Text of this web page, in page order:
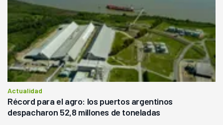
Actualidad
Récord para el agro: los puertos argentinos
despacharon 52,8 millones de toneladas